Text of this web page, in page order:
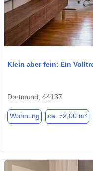
Klein aber fein: Ein
Dortmund, 44137
Wohnung ca. 52,00 m²